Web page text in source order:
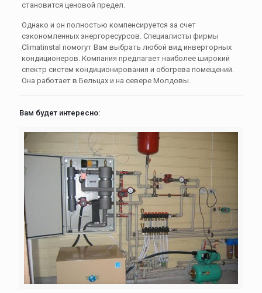
становится ценовой предел.
Однако и он полностью компенсируется за счет
сэкономленных энергоресурсов. Специалисты фирмы
Climatinstal помогут Вам выбрать любой вид инверторных
кондиционеров. Компания предлагает наиболее широкий
спектр систем кондиционирования и обогрева помещений.
Она работает в Бельцах и на севере Молдовы.
Вам будет интересно: